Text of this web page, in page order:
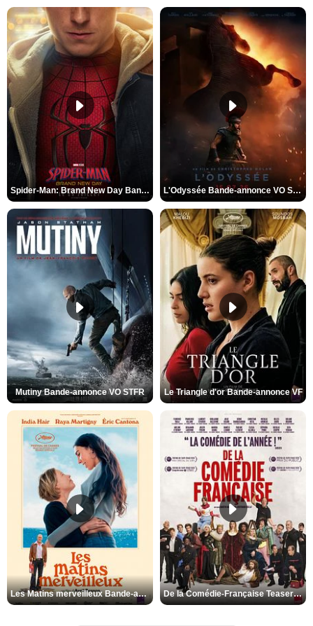
Spider-Man: Brand New Day Bande-annonce VO STFR L'Odyssée Bande-annonce VO STFR
Mutiny Bande-annonce VO STFR Le Triangle d'or Bande-annonce VF
Les Matins merveilleux Bande-annonce VF De la Comédie-Française Teaser VF